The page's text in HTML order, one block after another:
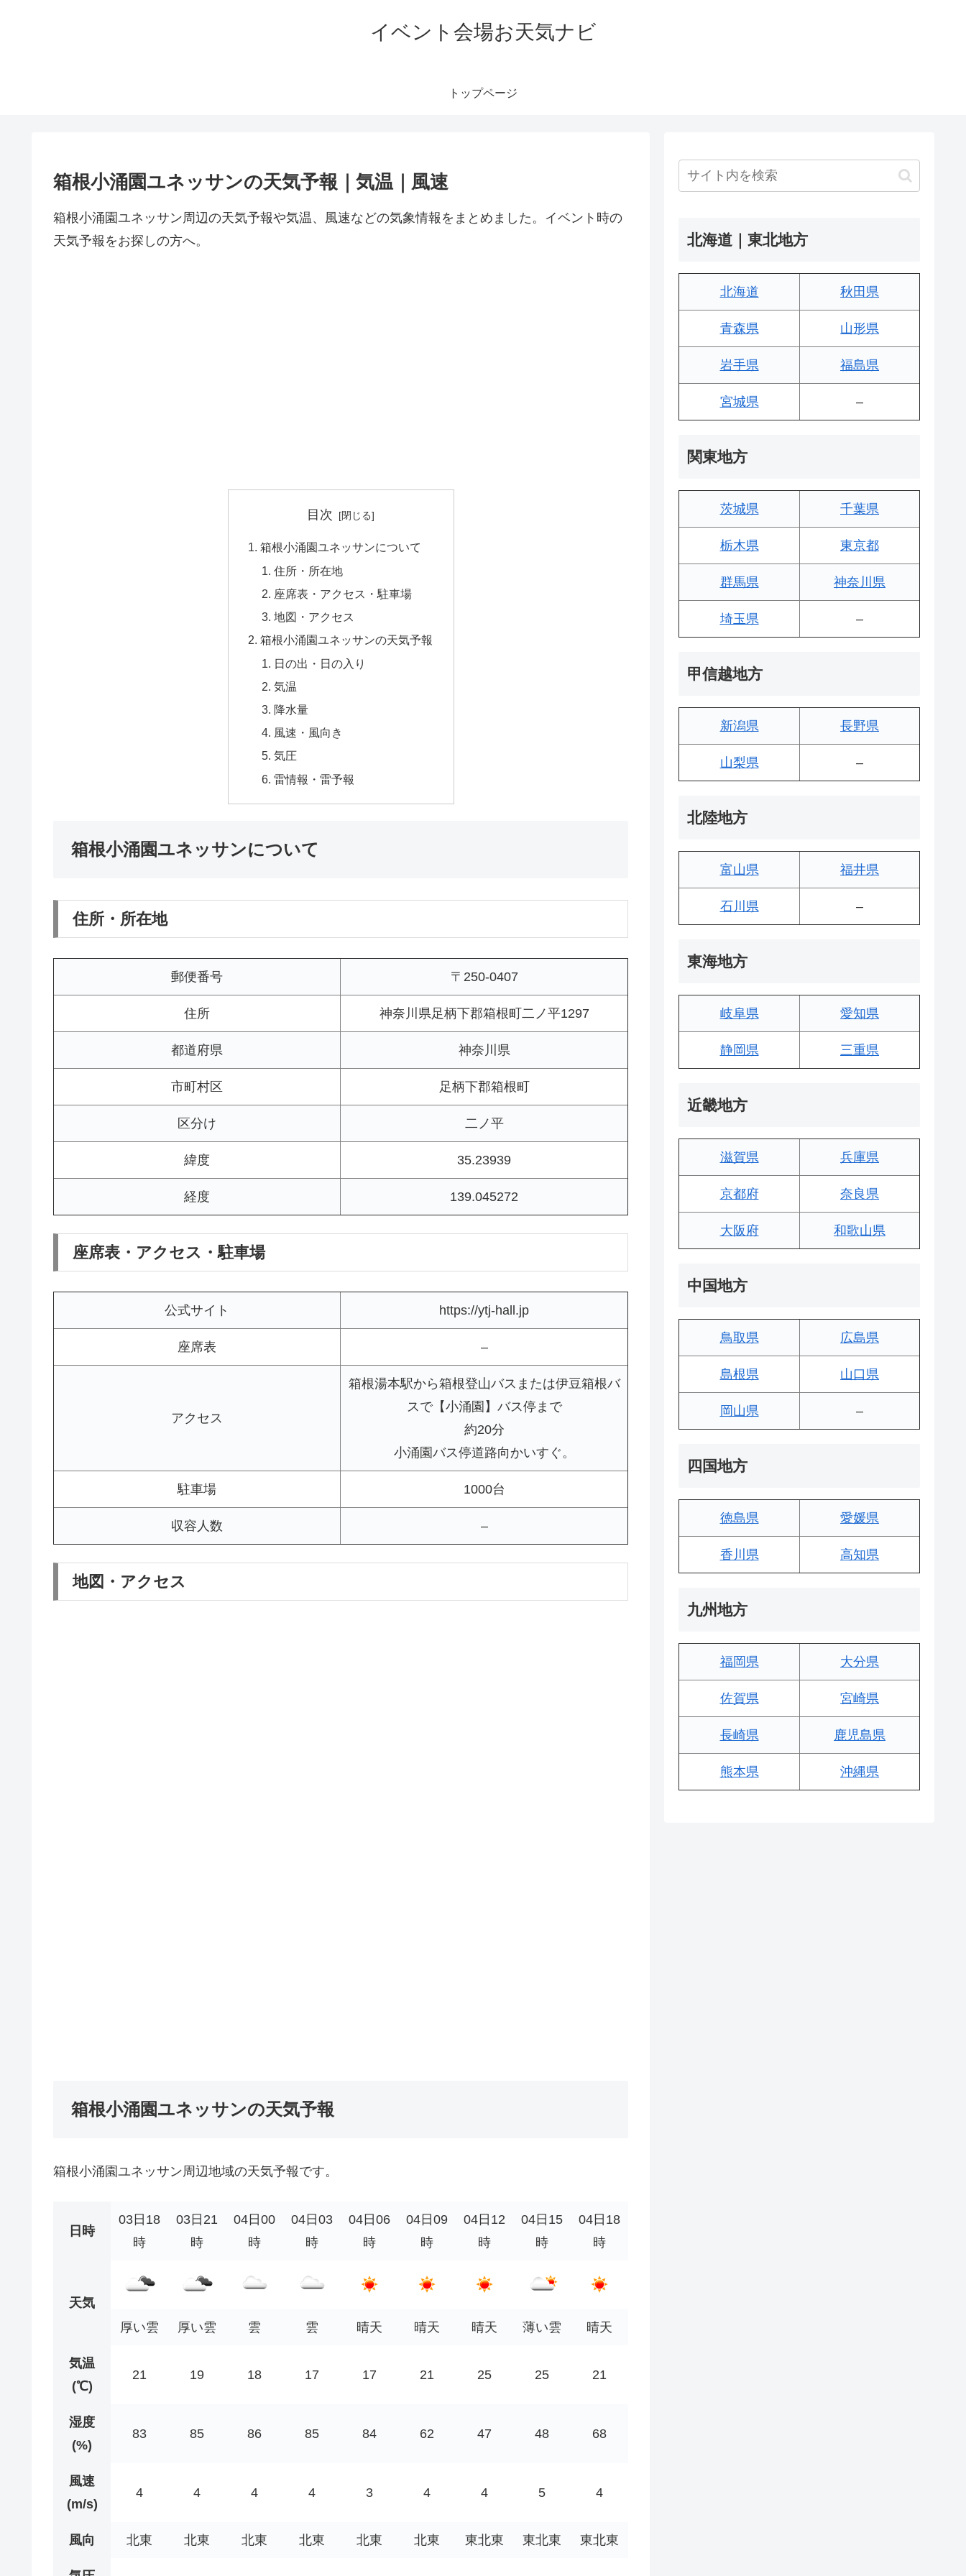
イベント会場お天気ナビ
トップページ
箱根小涌園ユネッサンの天気予報｜気温｜風速
箱根小涌園ユネッサン周辺の天気予報や気温、風速などの気象情報をまとめました。イベント時の
天気予報をお探しの方へ。
目次
箱根小涌園ユネッサンについて
住所・所在地
座席表・アクセス・駐車場
地図・アクセス
箱根小涌園ユネッサンの天気予報
日の出・日の入り
気温
降水量
風速・風向き
気圧
雷情報・雷予報
箱根小涌園ユネッサンについて
住所・所在地
郵便番号 〒250-0407
住所 神奈川県足柄下郡箱根町二ノ平1297
都道府県 神奈川県
市町村区 足柄下郡箱根町
区分け 二ノ平
緯度 35.23939
経度 139.045272
座席表・アクセス・駐車場
公式サイト https://ytj-hall.jp
座席表 –
アクセス
箱根湯本駅から箱根登山バスまたは伊豆箱根バ
スで【小涌園】バス停まで
約20分
小涌園バス停道路向かいすぐ。
駐車場 1000台
収容人数 –
地図・アクセス
箱根小涌園ユネッサンの天気予報
箱根小涌園ユネッサン周辺地域の天気予報です。
日時
03日18
時
03日21
時
04日00
時
04日03
時
04日06
時
04日09
時
04日12
時
04日15
時
04日18
時
天気
厚い雲
厚い雲 雲 雲 晴天 晴天 晴天 薄い雲 晴天
気温
(℃)
21 19 18 17 17 21 25 25 21
湿度
(%)
83 85 86 85 84 62 47 48 68
風速
(m/s)
4 4 4 4 3 4 4 5 4
風向 北東 北東 北東 北東 北東 北東 東北東 東北東 東北東
北海道｜東北地方
北海道 秋田県
青森県 山形県
岩手県 福島県
宮城県 –
関東地方
茨城県 千葉県
栃木県 東京都
群馬県 神奈川県
埼玉県 –
甲信越地方
新潟県 長野県
山梨県 –
北陸地方
富山県 福井県
石川県 –
東海地方
岐阜県 愛知県
静岡県 三重県
近畿地方
滋賀県 兵庫県
京都府 奈良県
大阪府 和歌山県
中国地方
鳥取県 広島県
島根県 山口県
岡山県 –
四国地方
徳島県 愛媛県
香川県 高知県
九州地方
福岡県 大分県
佐賀県 宮崎県
長崎県 鹿児島県
熊本県 沖縄県